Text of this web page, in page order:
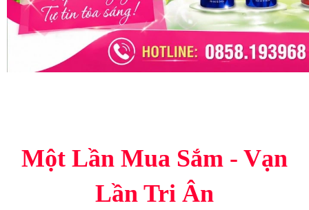
Một Lần Mua Sắm - Vạn
Lần Tri Ân